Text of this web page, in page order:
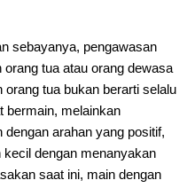
sebayanya, pengawasan
tua atau orang dewasa
orang tua bukan berarti selalu
bermain, melainkan
arahan yang positif,
dengan menanyakan
saat ini, main dengan